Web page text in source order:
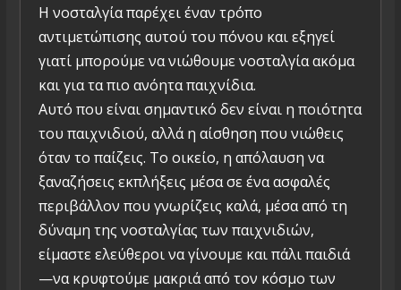
Η νοσταλγία παρέχει έναν τρόπο
αντιμετώπισης αυτού του πόνου και εξηγεί
γιατί μπορούμε να νιώθουμε νοσταλγία ακόμα
και για τα πιο ανόητα παιχνίδια.
Αυτό που είναι σημαντικό δεν είναι η ποιότητα
του παιχνιδιού, αλλά η αίσθηση που νιώθεις
όταν το παίζεις. Το οικείο, η απόλαυση να
ξαναζήσεις εκπλήξεις μέσα σε ένα ασφαλές
περιβάλλον που γνωρίζεις καλά, μέσα από τη
δύναμη της νοσταλγίας των παιχνιδιών,
είμαστε ελεύθεροι να γίνουμε και πάλι παιδιά
—να κρυφτούμε μακριά από τον κόσμο των